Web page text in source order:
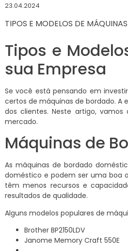
23.04.2024
TIPOS E MODELOS DE
Tipos e
sua Empresa
Se você está pensando em
certos de máquinas de bordado. A
dos clientes. Neste artigo,
mercado.
Máquinas de
As máquinas de bordado
doméstico e podem ser uma boa
têm menos recursos e
resultados de qualidade.
Alguns modelos populares de
Brother BP2150LDV
Janome Memory Craft 550E